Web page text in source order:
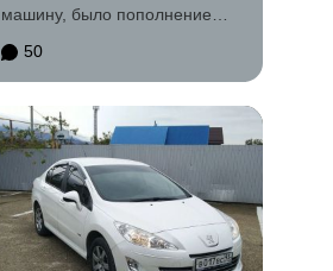
машину, было пополнение
50